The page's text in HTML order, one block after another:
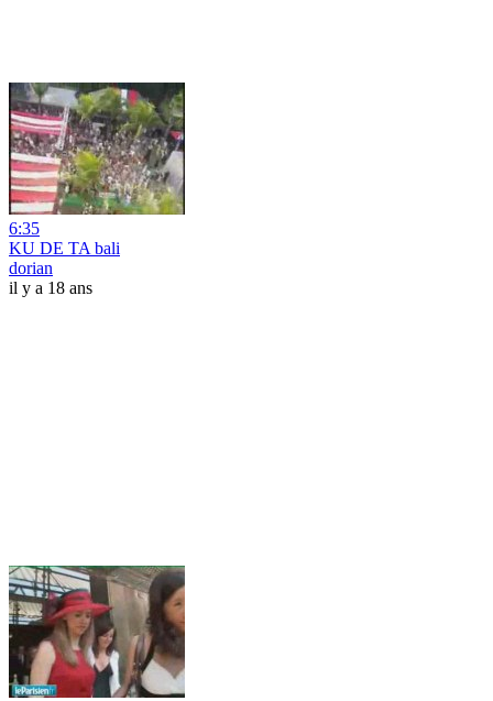
6:35
KU DE TA bali
dorian
il y a 18 ans